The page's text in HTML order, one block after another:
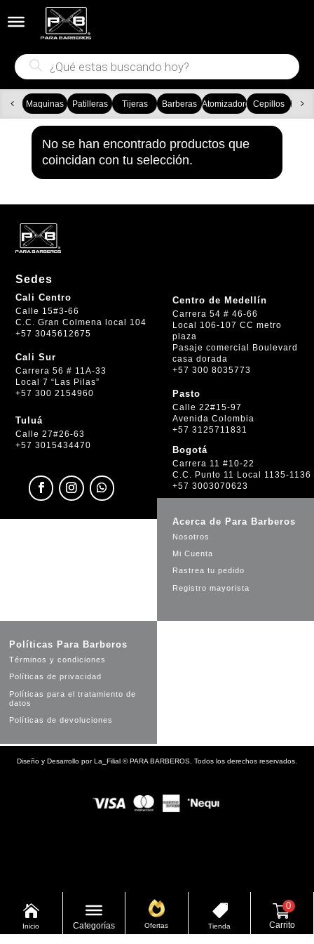
Búsqueda
de
productos
Maquinas Patilleras Tijeras Barberas AtomizadoresCepillos
No se han encontrado productos que
coincidan con tu selección.
Sedes
Cali Centro
Calle 15#3-66
C.C. Gran Colmena local 104
+57 3045612675
Cali Sur
Carrera 56 # 11A-33
Local 7 “Las Pilas”
+57 300 2154960
Tuluá
Calle 27#26-63
+57 3015434470
Centro de Medellín
Carrera 54 # 46-66
Local 106-107 CC metro
plaza
Pasaje comercial Boulevard
casa dorada
+57 300 8035773
Pasto
Calle 22#15-97
Avenida Colombia
+57 3125711831
Bogotá
Carrera 11 #10-22
C.C. Punto 11 Local 1135-1136
+57 3003070623
Acerca de Para Barberos
Nosotros
Mi Cuenta
Rastrea tu pedido
Registro mayorista
Políticas Para Barberos
Términos y condiciones
Políticas de privacidad
Políticas para el tratamiento de
datos
Políticas de devoluciones
Diseño y Desarrollo porLa_Filial ©PARA BARBEROS. Todos los derechos reservados.

Inicio Categorías Ofertas

Tienda
0
Carrito